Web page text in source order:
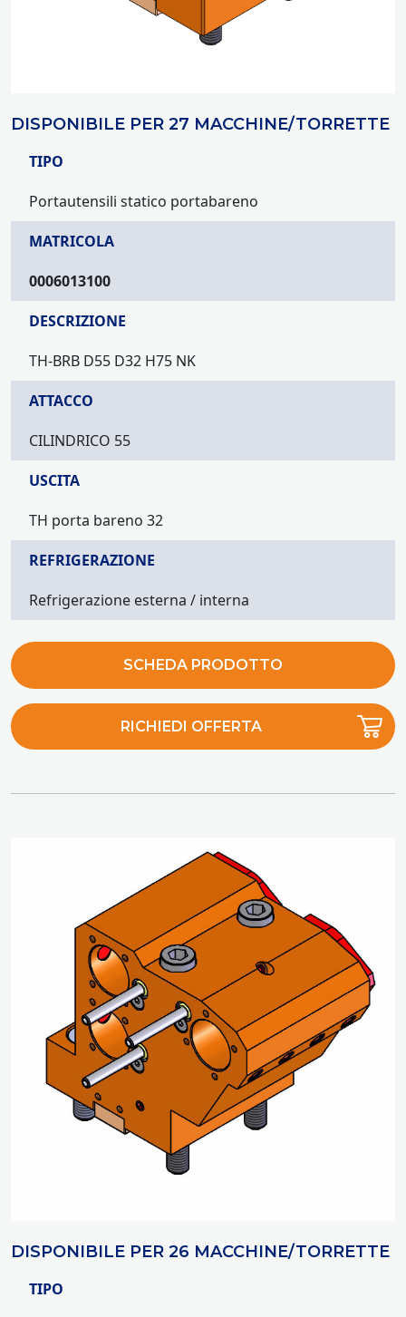
DISPONIBILE PER 27 MACCHINE/TORRETTE
TIPO
Portautensili statico portabareno
MATRICOLA
0006013100
DESCRIZIONE
TH-BRB D55 D32 H75 NK
ATTACCO
CILINDRICO 55
USCITA
TH porta bareno 32
REFRIGERAZIONE
Refrigerazione esterna / interna
SCHEDA PRODOTTO
RICHIEDI OFFERTA
DISPONIBILE PER 26 MACCHINE/TORRETTE
TIPO